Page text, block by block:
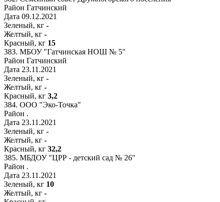
Район Гатчинский
Дата 09.12.2021
Зеленый, кг -
Желтый, кг -
Красный, кг 15
383. МБОУ "Гатчинская НОШ № 5"
Район Гатчинский
Дата 23.11.2021
Зеленый, кг -
Желтый, кг -
Красный, кг 3,2
384. ООО "Эко-Точка"
Район .
Дата 23.11.2021
Зеленый, кг -
Желтый, кг -
Красный, кг 32,2
385. МБДОУ "ЦРР - детский сад № 26"
Район .
Дата 23.11.2021
Зеленый, кг 10
Желтый, кг -